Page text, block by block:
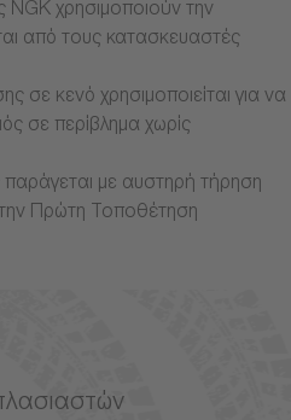
NGK χρησιμοποιούν την
από τους κατασκευαστές
σε κενό χρησιμοποιείται για να
σε περίβλημα χωρίς
με αυστηρή τήρηση
Πρώτη Τοποθέτηση